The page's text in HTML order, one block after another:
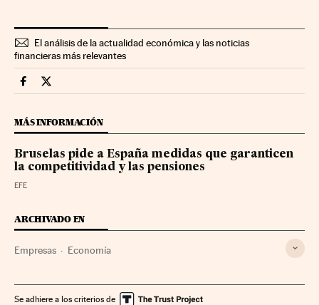
El análisis de la actualidad económica y las noticias
financieras más relevantes
Companias Cinco Días en Facebook
Companias Cinco Días en Twitter
MÁS INFORMACIÓN
Bruselas pide a España medidas que garanticen
la competitividad y las pensiones
EFE
ARCHIVADO EN
Empresas Economía
Se adhiere a los criterios de